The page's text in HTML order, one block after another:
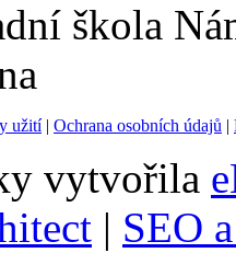
škola
užití| Ochrana osobních údajů |
vytvořila
| SEO